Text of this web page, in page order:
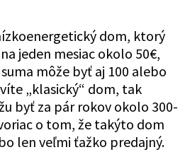
dom, ktorý
jeden mesiac okolo 50€,
môže byť aj 100 alebo
„klasický“ dom, tak
byť za pár rokov okolo 300-
o tom, že takýto dom
len veľmi ťažko predajný.